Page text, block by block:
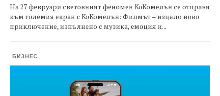
На 27 февруари световният феномен КоКомелън се отправя
към големия екран с КоКомелън: Филмът – изцяло ново
приключение, изпълнено с музика, емоция и...
БИЗНЕС